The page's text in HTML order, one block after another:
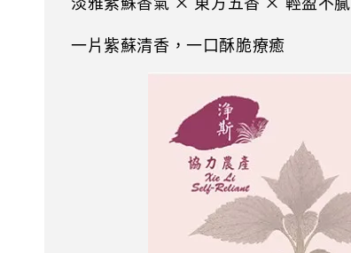
一片紫蘇清香，一口酥脆療癒